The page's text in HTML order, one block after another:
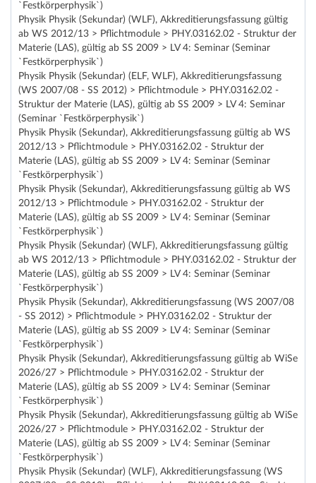
`Festkörperphysik`)
Physik Physik (Sekundar) (WLF), Akkreditierungsfassung gültig
ab WS 2012/13 > Pflichtmodule > PHY.03162.02 - Struktur der
Materie (LAS), gültig ab SS 2009 > LV 4: Seminar (Seminar
`Festkörperphysik`)
Physik Physik (Sekundar) (ELF, WLF), Akkreditierungsfassung
(WS 2007/08 - SS 2012) > Pflichtmodule > PHY.03162.02 -
Struktur der Materie (LAS), gültig ab SS 2009 > LV 4: Seminar
(Seminar `Festkörperphysik`)
Physik Physik (Sekundar), Akkreditierungsfassung gültig ab WS
2012/13 > Pflichtmodule > PHY.03162.02 - Struktur der
Materie (LAS), gültig ab SS 2009 > LV 4: Seminar (Seminar
`Festkörperphysik`)
Physik Physik (Sekundar), Akkreditierungsfassung gültig ab WS
2012/13 > Pflichtmodule > PHY.03162.02 - Struktur der
Materie (LAS), gültig ab SS 2009 > LV 4: Seminar (Seminar
`Festkörperphysik`)
Physik Physik (Sekundar) (WLF), Akkreditierungsfassung gültig
ab WS 2012/13 > Pflichtmodule > PHY.03162.02 - Struktur der
Materie (LAS), gültig ab SS 2009 > LV 4: Seminar (Seminar
`Festkörperphysik`)
Physik Physik (Sekundar), Akkreditierungsfassung (WS 2007/08
- SS 2012) > Pflichtmodule > PHY.03162.02 - Struktur der
Materie (LAS), gültig ab SS 2009 > LV 4: Seminar (Seminar
`Festkörperphysik`)
Physik Physik (Sekundar), Akkreditierungsfassung gültig ab WiSe
2026/27 > Pflichtmodule > PHY.03162.02 - Struktur der
Materie (LAS), gültig ab SS 2009 > LV 4: Seminar (Seminar
`Festkörperphysik`)
Physik Physik (Sekundar), Akkreditierungsfassung gültig ab WiSe
2026/27 > Pflichtmodule > PHY.03162.02 - Struktur der
Materie (LAS), gültig ab SS 2009 > LV 4: Seminar (Seminar
`Festkörperphysik`)
Physik Physik (Sekundar) (WLF), Akkreditierungsfassung (WS